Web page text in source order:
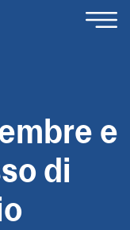
e
di